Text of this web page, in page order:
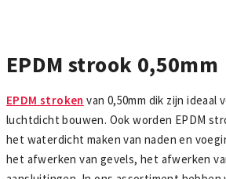
Vijverfolie
EPDM strook 0,50mm
EPDM stroken van 0,50mm dik zijn
luchtdicht bouwen. Ook worden EPDM
het waterdicht maken van naden en
het afwerken van gevels, het afwerken